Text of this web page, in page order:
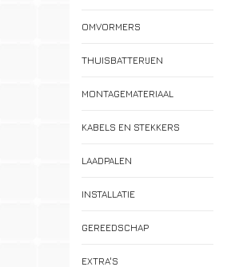
OMVORMERS
THUISBATTERIJEN
MONTAGEMATERIAAL
KABELS EN STEKKERS
LAADPALEN
INSTALLATIE
GEREEDSCHAP
EXTRA'S